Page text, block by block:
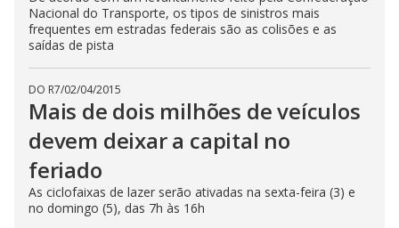
Nacional do Transporte, os tipos de sinistros mais
frequentes em estradas federais são as colisões e as
saídas de pista
DO R7/02/04/2015
Mais de dois milhões de veículos
devem deixar a capital no
feriado
As ciclofaixas de lazer serão ativadas na sexta-feira (3) e
no domingo (5), das 7h às 16h